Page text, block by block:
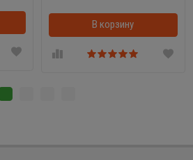
В корзинкеВ корзину